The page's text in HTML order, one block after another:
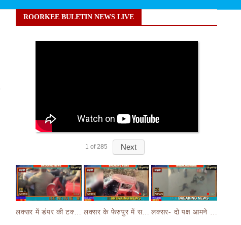
ROORKEE BULETIN NEWS LIVE
1 of 285 Next
लक्सर में डंपर की टक्कर से मासूम बच्चे की मौत के बाद हंगामा,आक्रोशित भीड़ ने डंपर चालक की करी पिटाई लक्सर के फेरुपुर में सड़क हादसे ने छीनी तीन लोगों की जान,कार और ई रिक्शा की भयानक हुई टक्कर